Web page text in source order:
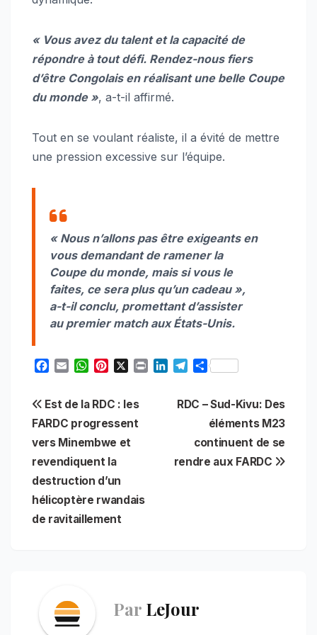
« Vous avez du talent et la capacité de
répondre à tout défi. Rendez-nous fiers
d’être Congolais en réalisant une belle Coupe
du monde », a-t-il affirmé.
Tout en se voulant réaliste, il a évité de mettre
une pression excessive sur l’équipe.
« Nous n’allons pas être exigeants en
vous demandant de ramener la
Coupe du monde, mais si vous le
faites, ce sera plus qu’un cadeau »,
a-t-il conclu, promettant d’assister
au premier match aux États-Unis.
e
b
o
o
k
i
W
t
s
A
p
p
t
e
r
e
s
t
e
m
S
r
e
Navigation
de
l’article
RDC – Sud-Kivu: Des
éléments M23
continuent de se
rendre aux FARDC
Est de la RDC : les
FARDC progressent
vers Minembwe et
revendiquent la
destruction d’un
hélicoptère rwandais
de ravitaillement
Par LeJour